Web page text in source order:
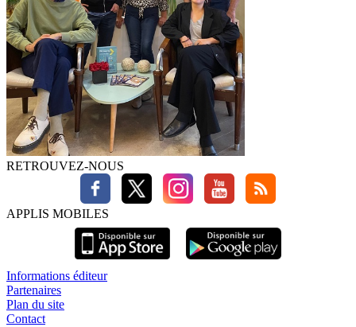
RETROUVEZ-NOUS
APPLIS MOBILES
Informations éditeur
Partenaires
Plan du site
Contact